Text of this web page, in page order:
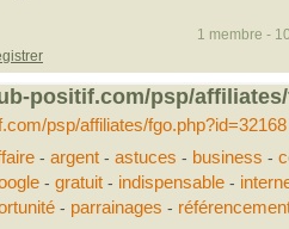
1 membre -
positif.com/psp/
psp/affiliates/fgo.php?id=32168
- argent- astuces - business -
- gratuit- indispensable-
- parrainages -